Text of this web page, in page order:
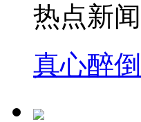
热点新闻
真心醉